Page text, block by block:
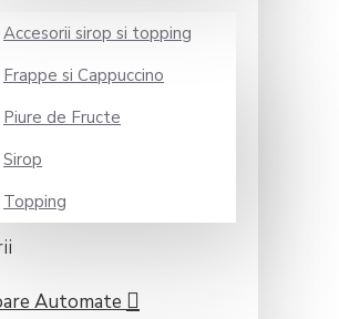
Accesorii sirop si topping
Frappe si Cappuccino
Piure de Fructe
Sirop
Topping
Automate